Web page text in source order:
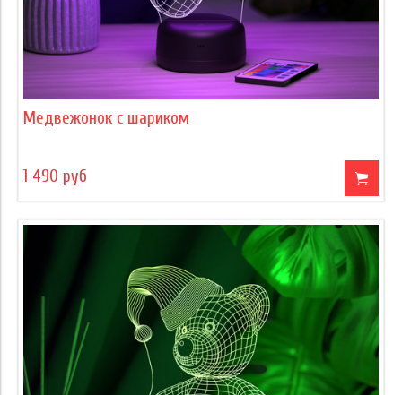
Медвежонок с шариком
1 490 руб